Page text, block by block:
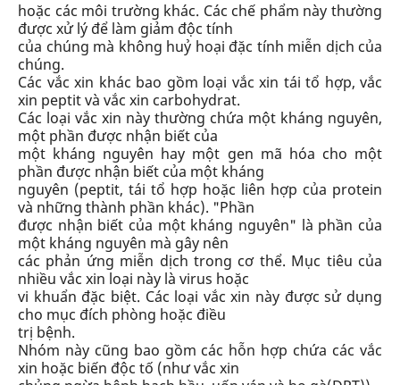
hoặc các môi trường khác. Các chế phẩm này thường
được xử lý để làm giảm độc tính
của chúng mà không huỷ hoại đặc tính miễn dịch của
chúng.
Các vắc xin khác bao gồm loại vắc xin tái tổ hợp, vắc
xin peptit và vắc xin carbohydrat.
Các loại vắc xin này thường chứa một kháng nguyên,
một phần được nhận biết của
một kháng nguyên hay một gen mã hóa cho một
phần được nhận biết của một kháng
nguyên (peptit, tái tổ hợp hoặc liên hợp của protein
và những thành phần khác). "Phần
được nhận biết của một kháng nguyên" là phần của
một kháng nguyên mà gây nên
các phản ứng miễn dịch trong cơ thể. Mục tiêu của
nhiều vắc xin loại này là virus hoặc
vi khuẩn đặc biệt. Các loại vắc xin này được sử dụng
cho mục đích phòng hoặc điều
trị bệnh.
Nhóm này cũng bao gồm các hỗn hợp chứa các vắc
xin hoặc biến độc tố (như vắc xin